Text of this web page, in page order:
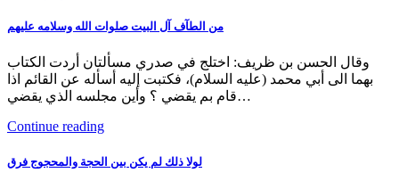
من الطآف آل البيت صلوات الله وسلامه عليهم
وقال الحسن بن ظريف: اختلج في صدري مسألتان أردت الكتاب
بهما الى أبي محمد (عليه السلام)، فكتبت إليه أسأله عن القائم اذا
قام بم يقضي ؟ وأين مجلسه الذي يقضي…
Continue reading
لولا ذلك لم يكن بين الحجة والمحجوج فرق